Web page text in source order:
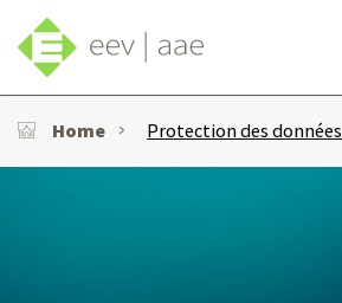
Home Protection des données